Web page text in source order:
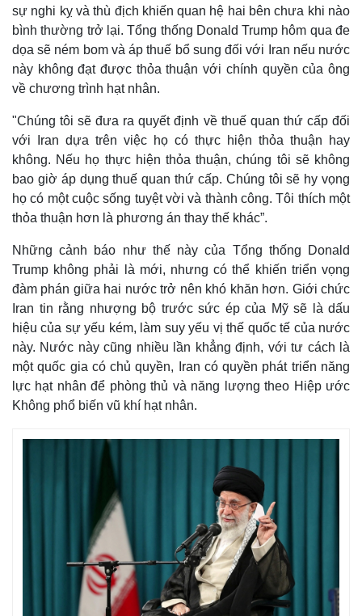
sự nghi kỵ và thù địch khiến quan hệ hai bên chưa khi nào
bình thường trở lại. Tổng thống Donald Trump hôm qua đe
dọa sẽ ném bom và áp thuế bổ sung đối với Iran nếu nước
này không đạt được thỏa thuận với chính quyền của ông
về chương trình hạt nhân.
"Chúng tôi sẽ đưa ra quyết định về thuế quan thứ cấp đối
với Iran dựa trên việc họ có thực hiện thỏa thuận hay
không. Nếu họ thực hiện thỏa thuận, chúng tôi sẽ không
bao giờ áp dụng thuế quan thứ cấp. Chúng tôi sẽ hy vọng
họ có một cuộc sống tuyệt vời và thành công. Tôi thích một
thỏa thuận hơn là phương án thay thế khác”.
Những cảnh báo như thế này của Tổng thống Donald
Trump không phải là mới, nhưng có thể khiến triển vọng
đàm phán giữa hai nước trở nên khó khăn hơn. Giới chức
Iran tin rằng nhượng bộ trước sức ép của Mỹ sẽ là dấu
hiệu của sự yếu kém, làm suy yếu vị thế quốc tế của nước
này. Nước này cũng nhiều lần khẳng định, với tư cách là
một quốc gia có chủ quyền, Iran có quyền phát triển năng
lực hạt nhân để phòng thủ và năng lượng theo Hiệp ước
Không phổ biến vũ khí hạt nhân.